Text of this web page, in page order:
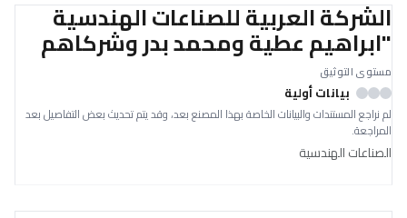
الشركة العربية للصناعات الهندسية
"ابراهيم عطية ومحمد بدر وشركاهم
مستوى التوثيق
بيانات أولية
لم نراجع المستندات والبيانات الخاصة بهذا المصنع بعد، وقد يتم تحديث بعض التفاصيل بعد
المراجعة.
الصناعات الهندسية